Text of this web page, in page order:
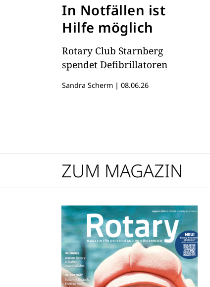
In Notfällen ist
Hilfe möglich
Rotary Club Starnberg
spendet Defibrillatoren
Sandra Scherm | 08.06.26
ZUM MAGAZIN